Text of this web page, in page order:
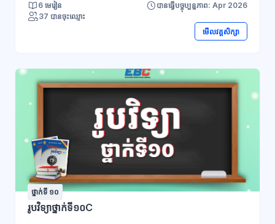
6 មេរៀន
បានធ្វើបច្ចុប្បន្នភាព: Apr 2026
37 បានចុះឈ្មោះ
មើលវគ្គសិក្សា
ថ្នាក់ទី ១០
រូបវិទ្យាថ្នាក់ទី១០C